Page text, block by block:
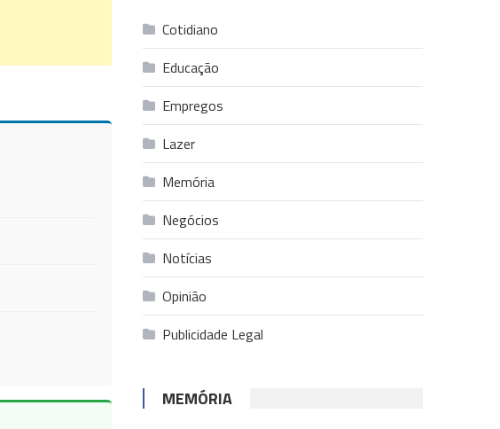
Cotidiano
Educação
Empregos
Lazer
Memória
Negócios
Notícias
Opinião
Publicidade Legal
MEMÓRIA